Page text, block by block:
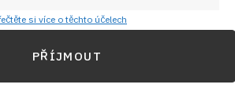
si více o těchto účelech
PŘÍJMOUT
poznají 10/10 fotek bez problémů
5. 8. 2026